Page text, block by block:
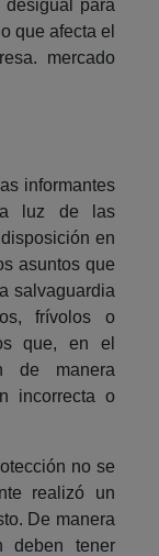
para
que afecta el
mercado
informantes
la luz de las
en
asuntos que
salvaguardia
frívolos o
que, en el
de manera
incorrecta o
no se
realizó un
De manera
deben tener